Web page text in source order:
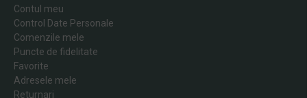
Contul meu
Control Date Personale
Comenzile mele
Puncte de fidelitate
Favorite
Adresele mele
Returnari